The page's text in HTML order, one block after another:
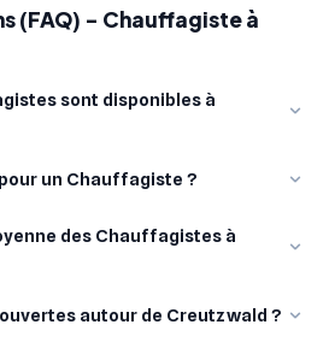
(FAQ) - Chauffagiste à
sont disponibles à
un Chauffagiste ?
des Chauffagistes à
autour de Creutzwald ?